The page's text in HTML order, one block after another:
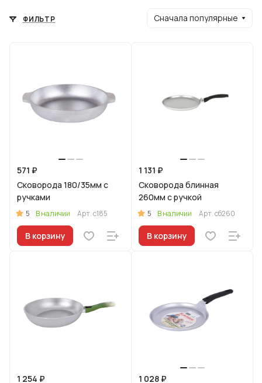
ФИЛЬТР Сначала популярные
571 ₽
Сковорода 180/35мм с
ручками
5 В наличии Арт.с185
В корзину
1 131 ₽
Сковорода блинная
260мм с ручкой
5 В наличии Арт.сб260
В корзину
1 254 ₽
1 028 ₽